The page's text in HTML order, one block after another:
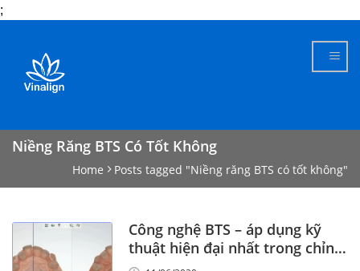
;
content
Niềng Răng BTS Có Tốt Không
Home Posts tagged "Niềng răng BTS có tốt không"
Công nghệ BTS – áp dụng kỹ
thuật hiện đại nhất trong chỉnh
nha